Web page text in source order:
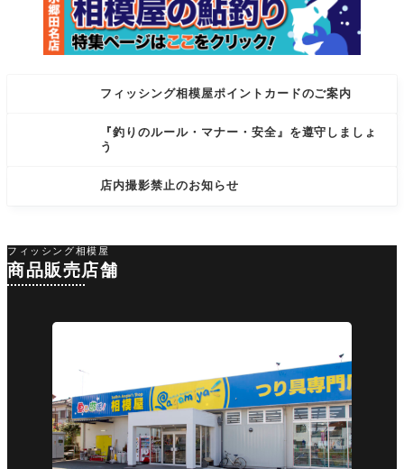
フィッシング相模屋ポイントカードのご案内
『釣りのルール・マナー・安全』を遵守しましょ
う
店内撮影禁止のお知らせ
フィッシング相模屋
商品販売店舗